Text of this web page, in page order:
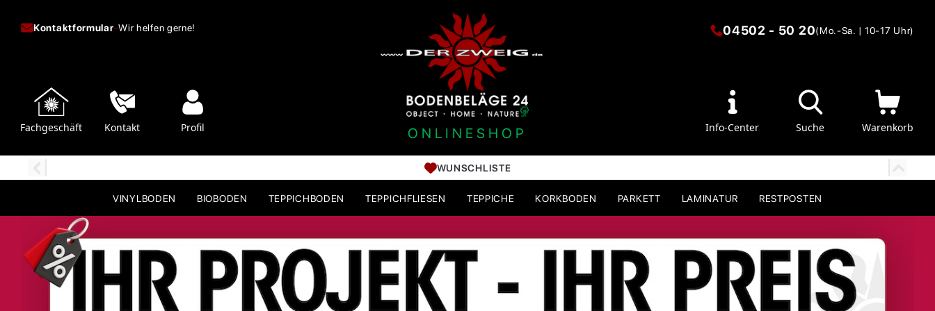
Kontaktformular-Wir helfen gerne!
Fachgeschäft Kontakt Profil ONLINESHOP
04502 - 50 20(Mo.-Sa. | 10-17 Uhr)
Info-Center Suche Warenkorb
WUNSCHLISTE
VINYLBODEN BIOBODEN TEPPICHBODEN TEPPICHFLIESEN TEPPICHE KORKBODEN PARKETT LAMINATUR RESTPOSTEN